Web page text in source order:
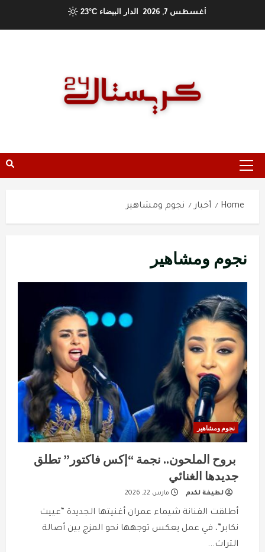
أغسطس 7, 2026 الدار البيضاء 23°C
Primary
Home أخبار نجوم ومشاهير
نجوم ومشاهير
نجوم ومشاهير
بروح الملحون.. نجمة “إكس فاكتور” تطلق
جديدها الغنائي
لطيفة لكدم مارس 22, 2026
أطلقت الفنانة شيماء عمران أغنيتها الجديدة “عييت
نكابر”، في عمل يعكس توجهها نحو المزج بين أصالة
التراث...